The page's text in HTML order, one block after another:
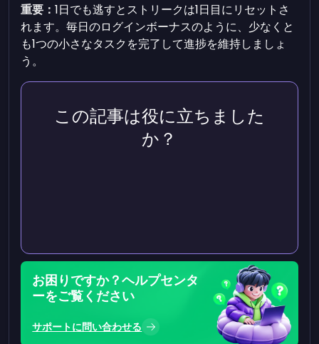
重要：1日でも逃すとストリークは1日目にリセットさ
れます。毎日のログインボーナスのように、少なくと
も1つの小さなタスクを完了して進捗を維持しましょ
う。
この記事は役に立ちました
か？
お困りですか？ヘルプセンタ
ーをご覧ください
サポートに問い合わせる